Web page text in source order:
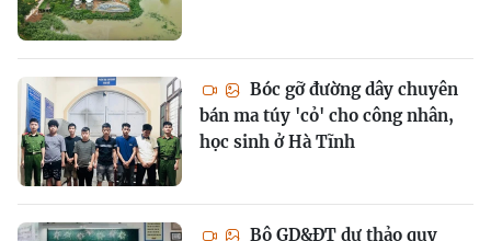
Bóc gỡ đường dây chuyên
bán ma túy 'cỏ' cho công nhân,
học sinh ở Hà Tĩnh
Bộ GD&ĐT dự thảo quy